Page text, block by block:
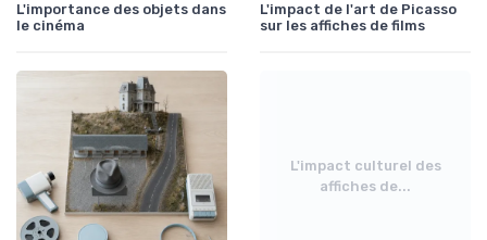
L'importance des objets dans
le cinéma
L'impact de l'art de Picasso
sur les affiches de films
L'impact culturel des
affiches de...